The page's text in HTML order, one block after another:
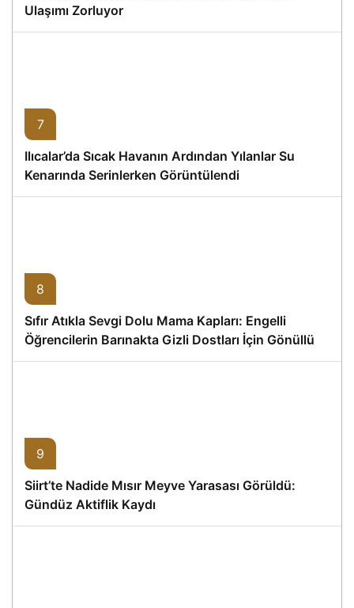
Ulaşımı Zorluyor
7
Ilıcalar’da Sıcak Havanın Ardından Yılanlar Su
Kenarında Serinlerken Görüntülendi
8
Sıfır Atıkla Sevgi Dolu Mama Kapları: Engelli
Öğrencilerin Barınakta Gizli Dostları İçin Gönüllü
Proje
9
Siirt’te Nadide Mısır Meyve Yarasası Görüldü:
Gündüz Aktiflik Kaydı